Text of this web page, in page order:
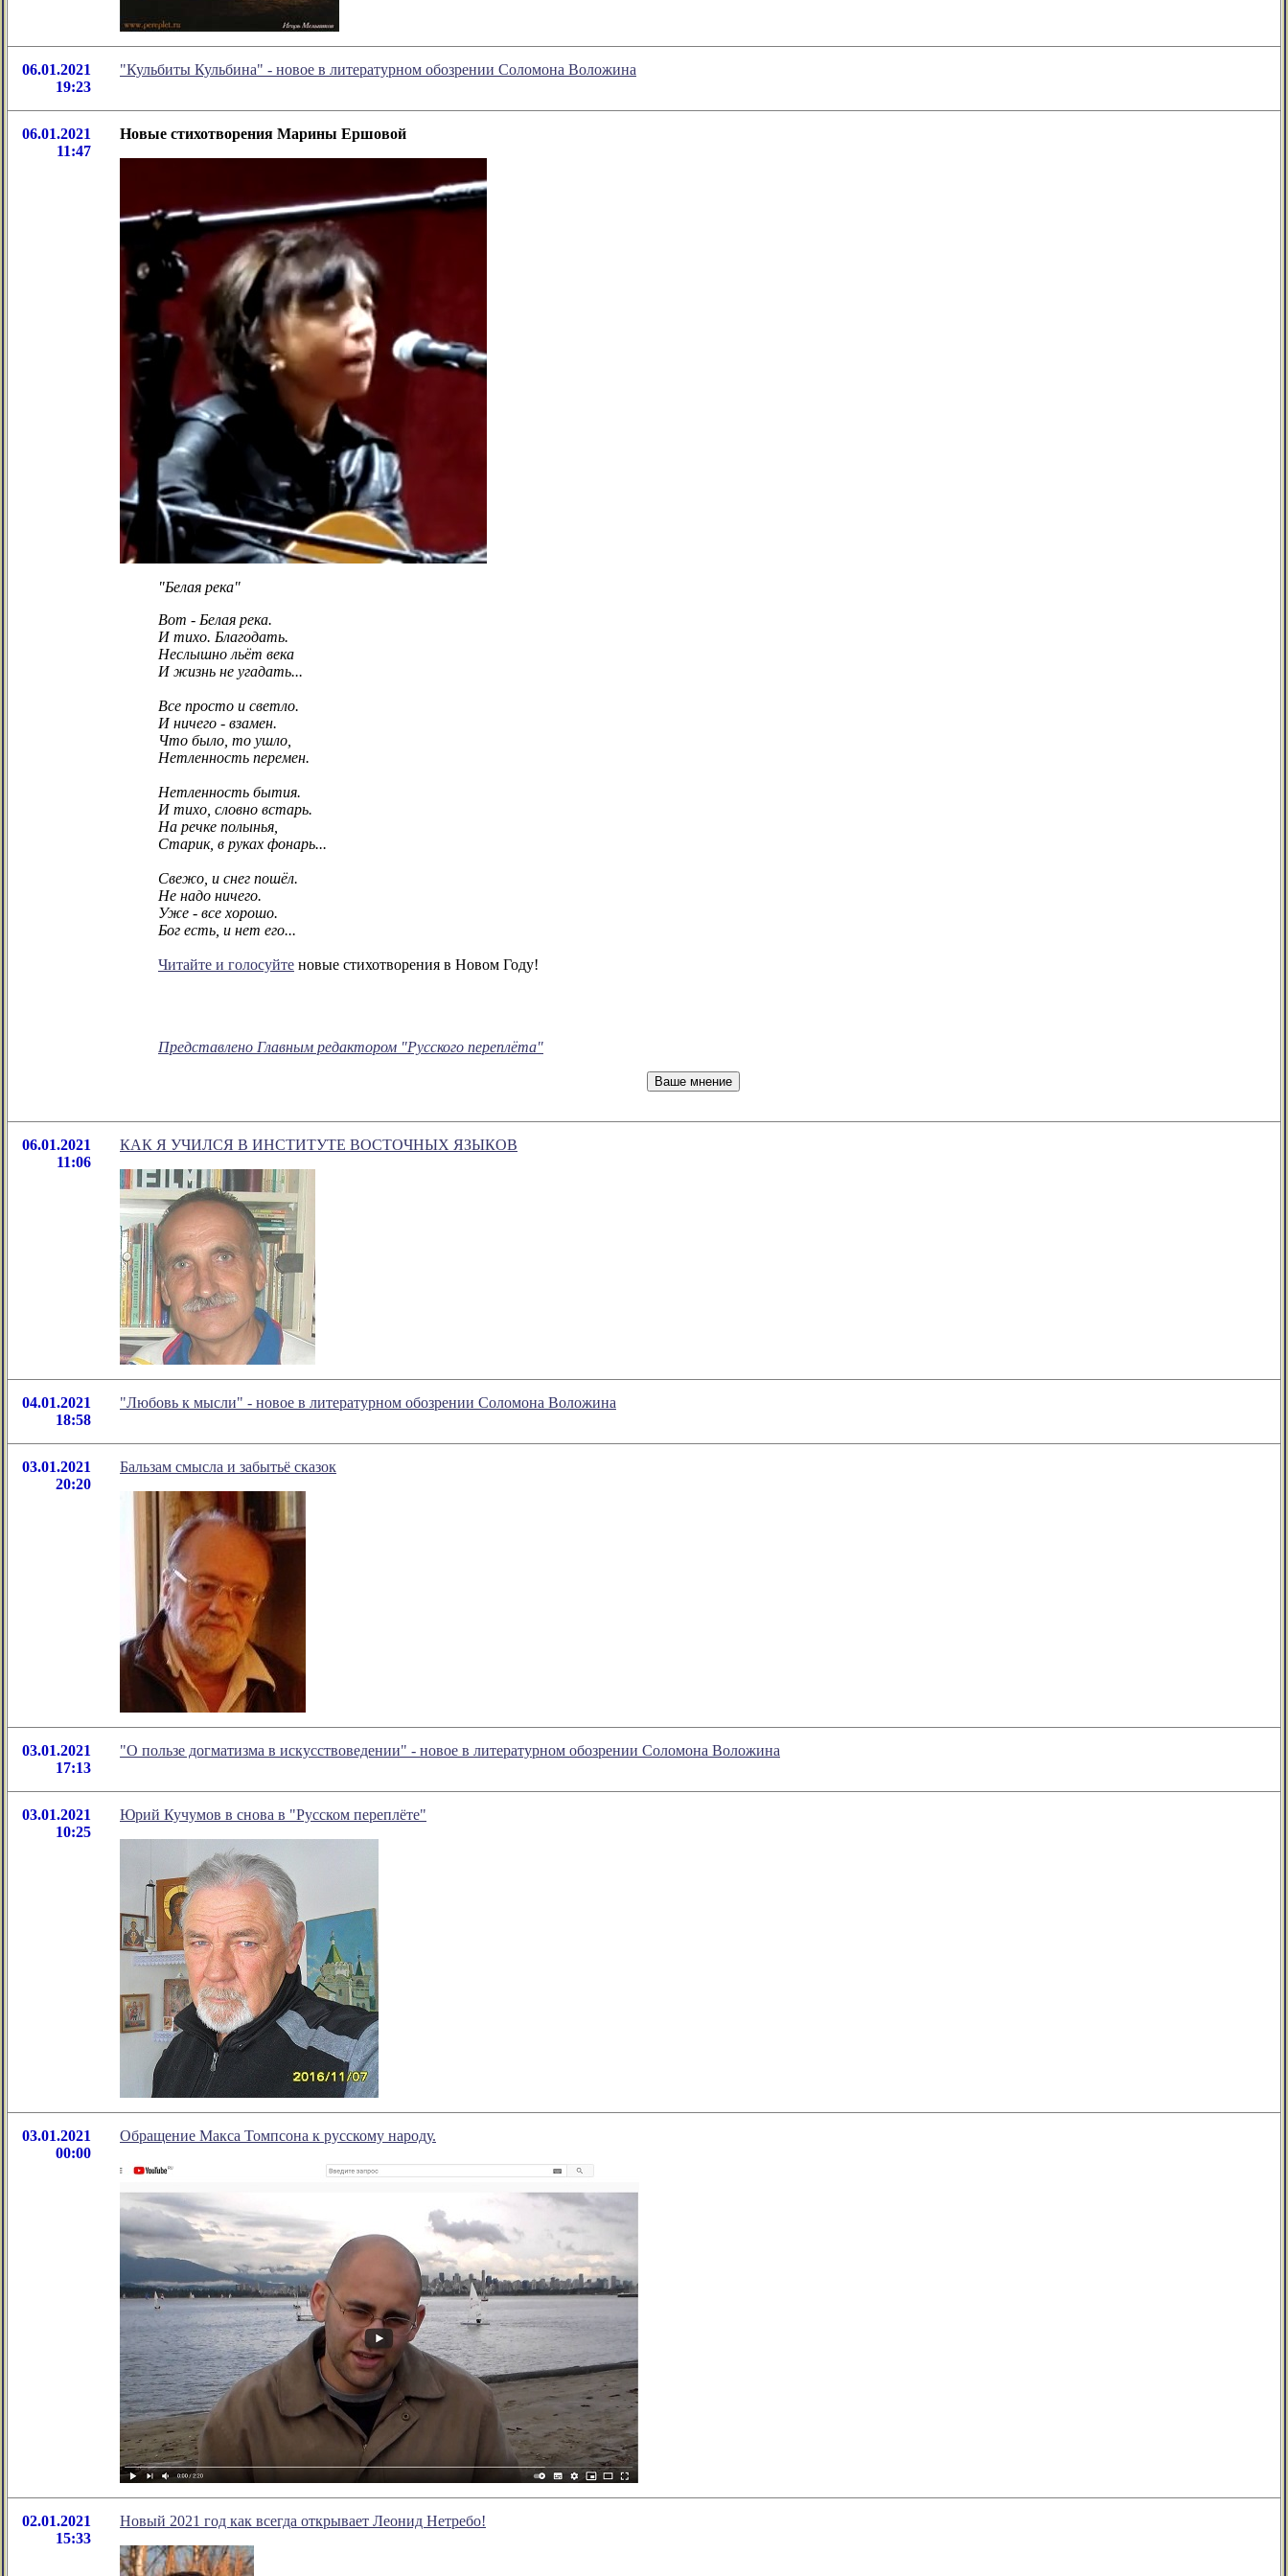
06.01.2021
19:23
"Кульбиты Кульбина" - новое в литературном обозрении Соломона Воложина
06.01.2021
11:47
Новые стихотворения Марины Ершовой
"Белая река"
Вот - Белая река.
И тихо. Благодать.
Неслышно льёт века
И жизнь не угадать...
Все просто и светло.
И ничего - взамен.
Что было, то ушло,
Нетленность перемен.
Нетленность бытия.
И тихо, словно встарь.
На речке полынья,
Старик, в руках фонарь...
Свежо, и снег пошёл.
Не надо ничего.
Уже - все хорошо.
Бог есть, и нет его...
Читайте и голосуйте новые стихотворения в Новом Году!
Представлено Главным редактором "Русского переплёта"
06.01.2021
11:06
КАК Я УЧИЛСЯ В ИНСТИТУТЕ ВОСТОЧНЫХ ЯЗЫКОВ
04.01.2021
18:58
"Любовь к мысли" - новое в литературном обозрении Соломона Воложина
03.01.2021
20:20
Бальзам смысла и забытьё сказок
03.01.2021
17:13
"О пользе догматизма в искусствоведении" - новое в литературном обозрении Соломона Воложина
03.01.2021
10:25
Юрий Кучумов в снова в "Русском переплёте"
03.01.2021
00:00
Обращение Макса Томпсона к русскому народу.
02.01.2021
15:33
Новый 2021 год как всегда открывает Леонид Нетребо!